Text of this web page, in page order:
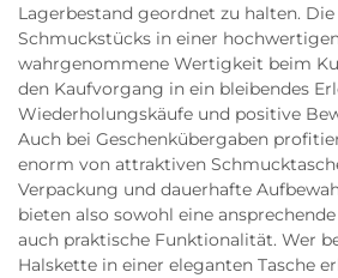
Lagerbestand geordnet zu halten.
Schmuckstücks in einer
wahrgenommene Wertigkeit beim
den Kaufvorgang in ein bleibendes
Wiederholungskäufe und positive
Auch bei Geschenkübergaben
enorm von attraktiven
Verpackung und dauerhafte
bieten also sowohl eine
auch praktische Funktionalität. Wer
Halskette in einer eleganten Tasche